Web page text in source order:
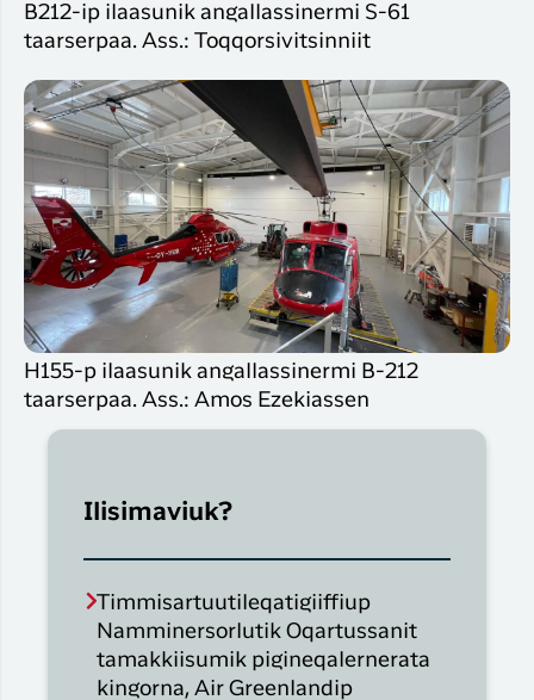
B212-ip ilaasunik angallassinermi S-61
taarserpaa. Ass.: Toqqorsivitsinniit
H155-p ilaasunik angallassinermi B-212
taarserpaa. Ass.: Amos Ezekiassen
Ilisimaviuk?
Timmisartuutileqatigiiffiup
Namminersorlutik Oqartussanit
tamakkiisumik pigineqalernerata
kingorna, Air Greenlandip